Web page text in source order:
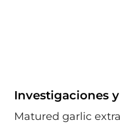
Investigaciones
Matured garlic